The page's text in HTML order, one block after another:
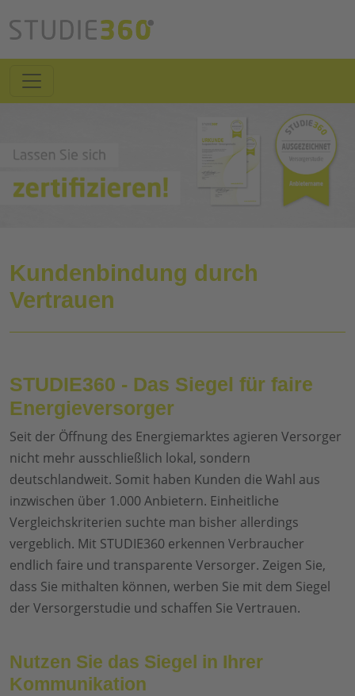
Kundenbindung durch
Vertrauen
STUDIE360 - Das Siegel für faire
Energieversorger
Seit der Öffnung des Energiemarktes agieren Versorger
nicht mehr ausschließlich lokal, sondern
deutschlandweit. Somit haben Kunden die Wahl aus
inzwischen über 1.000 Anbietern. Einheitliche
Vergleichskriterien suchte man bisher allerdings
vergeblich. Mit STUDIE360 erkennen Verbraucher
endlich faire und transparente Versorger. Zeigen Sie,
dass Sie mithalten können, werben Sie mit dem Siegel
der Versorgerstudie und schaffen Sie Vertrauen.
Nutzen Sie das Siegel in Ihrer
Kommunikation